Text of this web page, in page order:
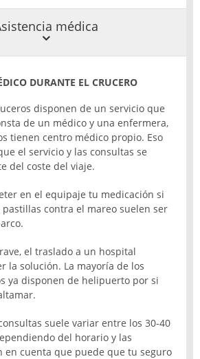
médica
DURANTE EL CRUCERO
disponen de un servicio que
de un médico y una enfermera,
tienen centro médico propio. Eso
el servicio y las consultas se
del coste del viaje.
en el equipaje tu medicación si
pastillas contra el mareo suelen ser
el traslado a un hospital
la solución. La mayoría de los
ya disponen de helipuerto por si
suele variar entre los 30-40
del horario y las
en cuenta que puede que tu seguro